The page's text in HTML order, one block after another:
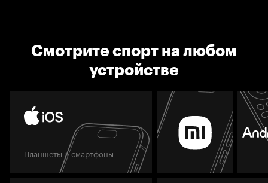
Смотрите спорт на любом
устройстве
Планшеты и смартфоны